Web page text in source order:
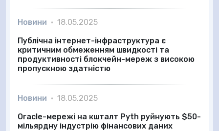
Новини • 18.05.2025
Публічна інтернет-інфраструктура є
критичним обмеженням швидкості та
продуктивності блокчейн-мереж з високою
пропускною здатністю
Новини • 18.05.2025
Oracle-мережі на кшталт Pyth руйнують $50-
мільярдну індустрію фінансових даних